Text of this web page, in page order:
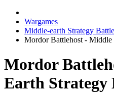
Wargames
Middle-earth Strategy
Mordor Battlehost - Middle
Mordor
Earth Strategy